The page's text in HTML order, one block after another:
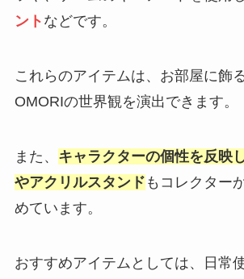
ント などです。
これらのアイテムは、お部屋に飾
OMORIの世界観を演出できます。
また、 キャラクターの個性を反映
やアクリルスタンド もコレクター
めています。
おすすめアイテムとしては、日常